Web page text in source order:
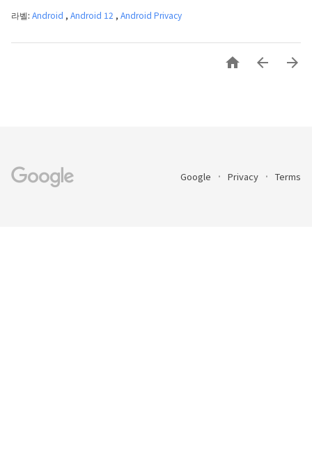
라벨: Android , Android 12 , Android Privacy
  
Google Privacy Terms